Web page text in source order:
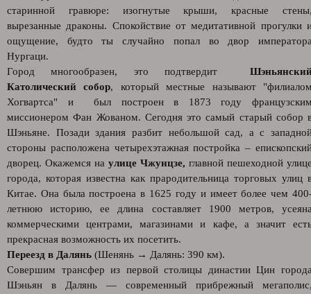
старинной гравюре: изогнутые крыши, красные
вырезанные драконы. Спокойствие от медитативной прогулки
ощущение, будто ты случайно попал во двор
Нургаци.
Город многообразен, это подтвердит
Католический собор, который местные называют
Хогвартса" и был построен в 1873 году
миссионером Фан Жованом. Сегодня это самый старый собор
Шэньяне. Позади здания разбит небольшой сад, а с
стороны расположена четырехэтажная постройка –
дворец. Окажемся на улице Чжунцзе, главной пешеходной
города, которая известна как прародительница торговых улиц
Китае. Она была построена в 1625 году и имеет более чем
летнюю историю, ее длина составляет 1900 метров,
коммерческими центрами, магазинами и кафе, а значит
прекрасная возможность их посетить.
Переезд в Далянь (Шенянь → Далянь: 390 км).
Совершим трансфер из первой столицы династии Цин
Шэньян в Далянь — современный прибрежный